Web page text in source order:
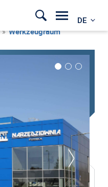
DE
»Werkzeugraum